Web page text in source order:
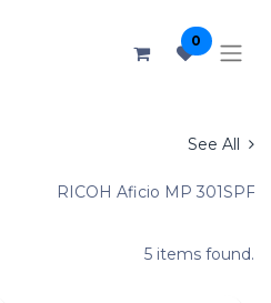
0
See All
RICOH Aficio MP 301SPF
5 items found.